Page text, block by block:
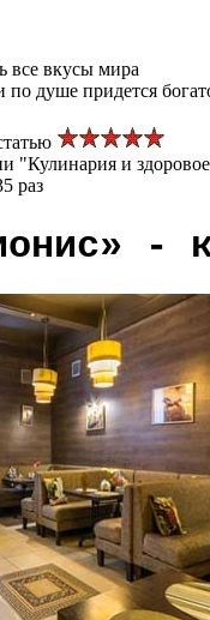
все вкусы мира
по душе придется
"Кулинария и
раз
-